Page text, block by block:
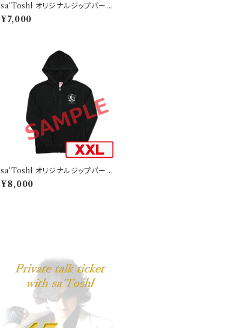
sa'Toshl オリジナルジップパーカ
ー TYPE-B
¥7,000
sa'Toshl オリジナルジップパーカ
ー TYPE-C-XXL
¥8,000